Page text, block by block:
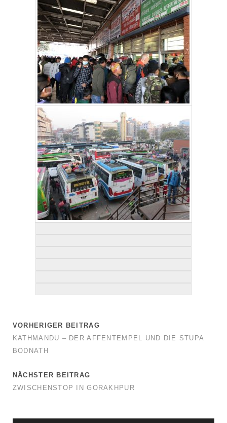
VORHERIGER BEITRAG
KATHMANDU – DER AFFENTEMPEL UND DIE STUPA
BODNATH
NÄCHSTER BEITRAG
ZWISCHENSTOP IN GORAKHPUR